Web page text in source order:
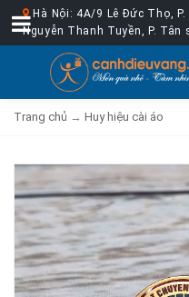
Hà Nội: 4A/9 Lê Đức Thọ,
Nguyễn Thanh Tuyền, P. Tân
Trang chủ → Huy hiệu cài áo